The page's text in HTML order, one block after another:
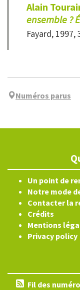
Alain
ensemble ?
Fayard, 1997,
Numéros parus
Un point de
Notre mode
Contacter la
Crédits
Mentions
Privacy policy
Fil des